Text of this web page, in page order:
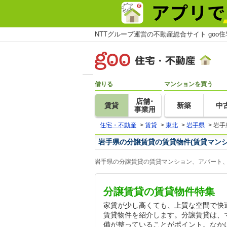
NTTグループ運営の不動産総合サイト goo
借りる
賃貸
店舗･
事業用
マンションを買う
新築 中
住宅・不動産 > 賃貸 > 東北 > 岩手県 > 岩手
岩手県の分譲賃貸の賃貸物件(賃貸マン
岩手県の分譲賃貸の賃貸マンション、アパート
分譲賃貸の賃貸物件特集
家賃が少し高くても、上質な空間で
賃貸物件を紹介します。分譲賃貸は
備が整っていることがポイント。な